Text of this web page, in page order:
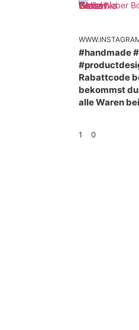
Weber
#handmade
Rabattcode
bekommst
alle Waren
1 0